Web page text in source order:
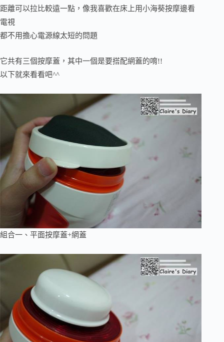
距離可以拉比較遠一點，像我喜歡在床上用小海葵按摩邊看
電視
都不用擔心電源線太短的問題
它共有三個按摩蓋，其中一個是要搭配網蓋的唷!!
以下就來看看吧^^
組合一、平面按摩蓋+網蓋